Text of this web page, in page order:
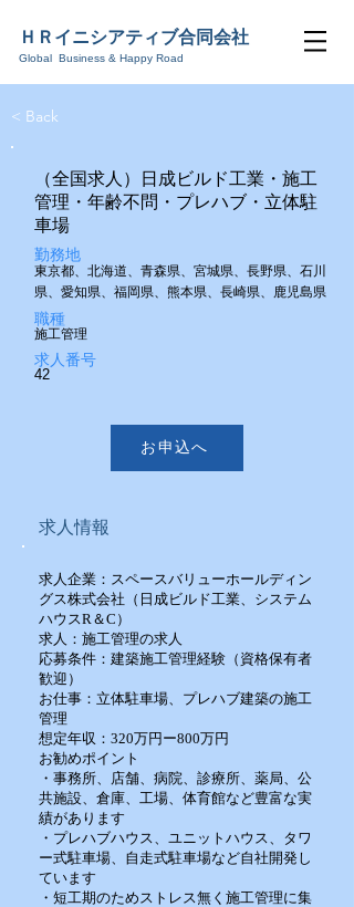
ＨＲ イニシアティブ合同会社
Global Business & Happy Road
< Back
（全国求人）日成ビルド工業・施工
管理・年齢不問・プレハブ・立体駐
車場
勤務地
東京都、北海道、青森県、宮城県、長野県、石川
県、愛知県、福岡県、熊本県、長崎県、鹿児島県
職種
施工管理
求人番号
42
お申込へ
求人情報
求人企業：スペースバリューホールディン
グス株式会社（日成ビルド工業、システム
ハウスR＆C）
求人：施工管理の求人
応募条件：建築施工管理経験（資格保有者
歓迎）
お仕事：立体駐車場、プレハブ建築の施工
管理
想定年収：320万円ー800万円
お勧めポイント
・事務所、店舗、病院、診療所、薬局、公
共施設、倉庫、工場、体育館など豊富な実
績があります
・プレハブハウス、ユニットハウス、タワ
ー式駐車場、自走式駐車場など自社開発し
ています
・短工期のためストレス無く施工管理に集